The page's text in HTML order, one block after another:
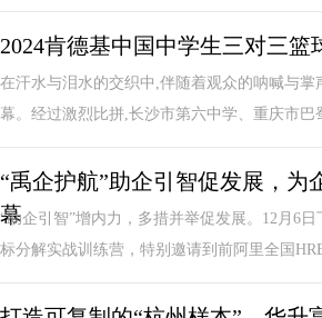
2024肯德基中国中学生三对三
在汗水与泪水的交织中,伴随着观众的呐喊与
幕。经过激烈比拼,长沙市第六中学、重庆市
“禹企护航”助企引智促发展，
幕
“助企引智”增内力，多措并举促发展。12月6
标分解实战训练营，特别邀请到前阿里全国